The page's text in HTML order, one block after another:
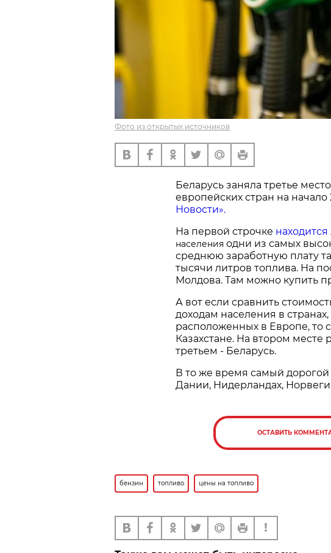
Фото из открытых источников
Беларусь заняла третье
европейских стран на начало
Новости».
На первой строчке находится
населения одни из самых
среднюю заработную плату
тысячи литров топлива. На
Молдова. Там можно купить
А вот если сравнить
доходам населения в
расположенных в Европе, то
Казахстане. На втором месте
третьем - Беларусь.
В то же время самый
Дании, Нидерландах,
ОСТАВИТЬ
бензин топливо цены на топливо